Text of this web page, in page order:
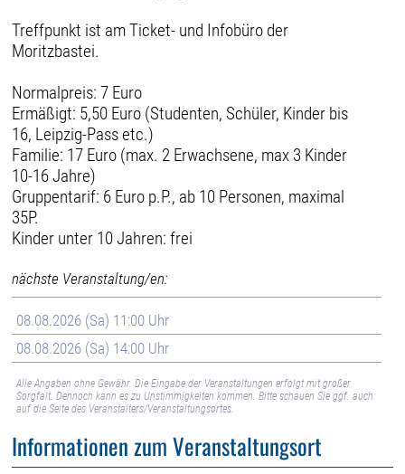
Treffpunkt ist am Ticket- und Infobüro der
Moritzbastei.
Normalpreis: 7 Euro
Ermäßigt: 5,50 Euro (Studenten, Schüler, Kinder bis
16, Leipzig-Pass etc.)
Familie: 17 Euro (max. 2 Erwachsene, max 3 Kinder
10-16 Jahre)
Gruppentarif: 6 Euro p.P., ab 10 Personen, maximal
35P.
Kinder unter 10 Jahren: frei
nächste Veranstaltung/en:
08.08.2026 (Sa) 11:00 Uhr
08.08.2026 (Sa) 14:00 Uhr
Alle Angaben ohne Gewähr. Die Eingabe der Veranstaltungen erfolgt mit großer
Sorgfalt. Dennoch kann es zu Unstimmigkeiten kommen. Bitte schauen Sie ggf. auch
auf die Seite des Veranstalters/Veranstaltungsortes.
Informationen zum Veranstaltungsort